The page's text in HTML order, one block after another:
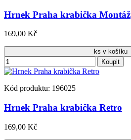
Hrnek Praha krabička Montáž
169,00 Kč
ks v košíku
Koupit
Kód produktu: 196025
Hrnek Praha krabička Retro
169,00 Kč